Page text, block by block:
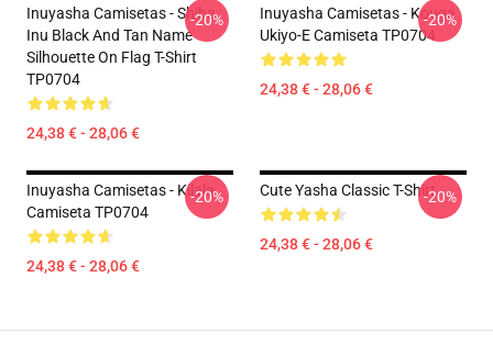
Inuyasha Camisetas - Shiba
Inu Black And Tan Name
Silhouette On Flag T-Shirt
TP0704
24,38 € - 28,06 €
-20%
Inuyasha Camisetas - Kouga
Ukiyo-E Camiseta TP0704
24,38 € - 28,06 €
-20%
Inuyasha Camisetas - Kilala
Camiseta TP0704
24,38 € - 28,06 €
-20% Cute Yasha Classic T-Shirt
24,38 € - 28,06 €
-20%